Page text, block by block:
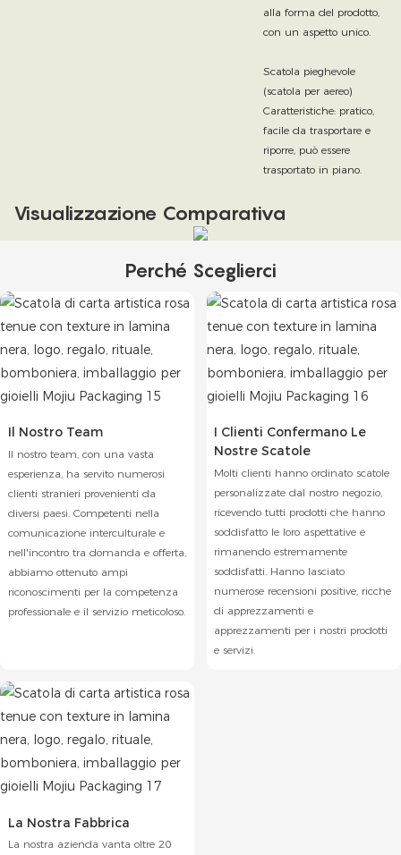
alla forma del prodotto,
con un aspetto unico.
Scatola pieghevole
(scatola per aereo)
Caratteristiche: pratico,
facile da trasportare e
riporre, può essere
trasportato in piano.
Visualizzazione Comparativa
Perché Sceglierci
Il Nostro Team
Il nostro team, con una vasta
esperienza, ha servito numerosi
clienti stranieri provenienti da
diversi paesi. Competenti nella
comunicazione interculturale e
nell'incontro tra domanda e offerta,
abbiamo ottenuto ampi
riconoscimenti per la competenza
professionale e il servizio meticoloso.
I Clienti Confermano Le
Nostre Scatole
Molti clienti hanno ordinato scatole
personalizzate dal nostro negozio,
ricevendo tutti prodotti che hanno
soddisfatto le loro aspettative e
rimanendo estremamente
soddisfatti. Hanno lasciato
numerose recensioni positive, ricche
di apprezzamenti e
apprezzamenti per i nostri prodotti
e servizi.
La Nostra Fabbrica
La nostra azienda vanta oltre 20